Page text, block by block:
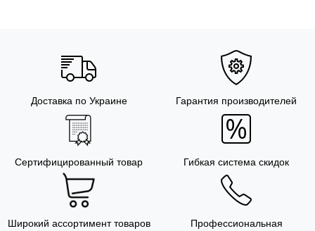
Доставка по Украине Гарантия производителей
Сертифицированный товар Гибкая система скидок
Широкий ассортимент товаров
Профессиональная